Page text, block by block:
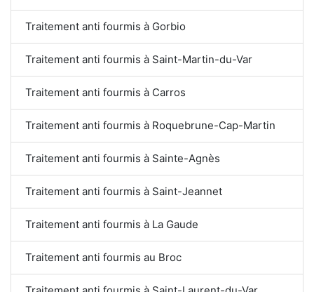
Traitement anti fourmis à Gorbio
Traitement anti fourmis à Saint-Martin-du-Var
Traitement anti fourmis à Carros
Traitement anti fourmis à Roquebrune-Cap-Martin
Traitement anti fourmis à Sainte-Agnès
Traitement anti fourmis à Saint-Jeannet
Traitement anti fourmis à La Gaude
Traitement anti fourmis au Broc